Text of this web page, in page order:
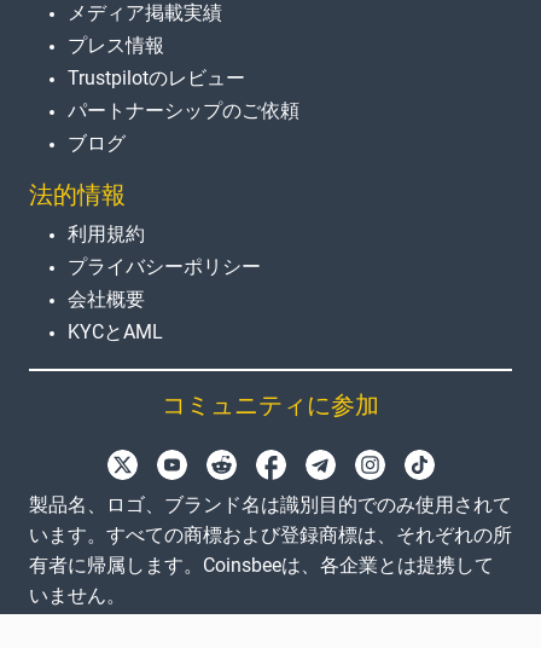
メディア掲載実績
プレス情報
Trustpilotのレビュー
パートナーシップのご依頼
ブログ
法的情報
利用規約
プライバシーポリシー
会社概要
KYCとAML
コミュニティに参加
製品名、ロゴ、ブランド名は識別目的でのみ使用されて
います。すべての商標および登録商標は、それぞれの所
有者に帰属します。Coinsbeeは、各企業とは提携して
いません。